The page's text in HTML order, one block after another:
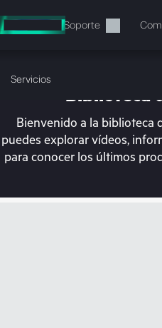
al
contenido
Soporte
Servicios
En estos
Biblioteca
Bienvenido a la biblioteca
puedes explorar vídeos,
para conocer los últimos